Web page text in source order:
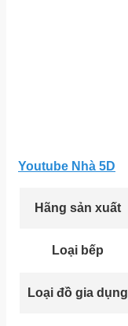
Youtube Nhà 5D
Hãng sản xuất
Loại bếp
Loại đồ gia dụng